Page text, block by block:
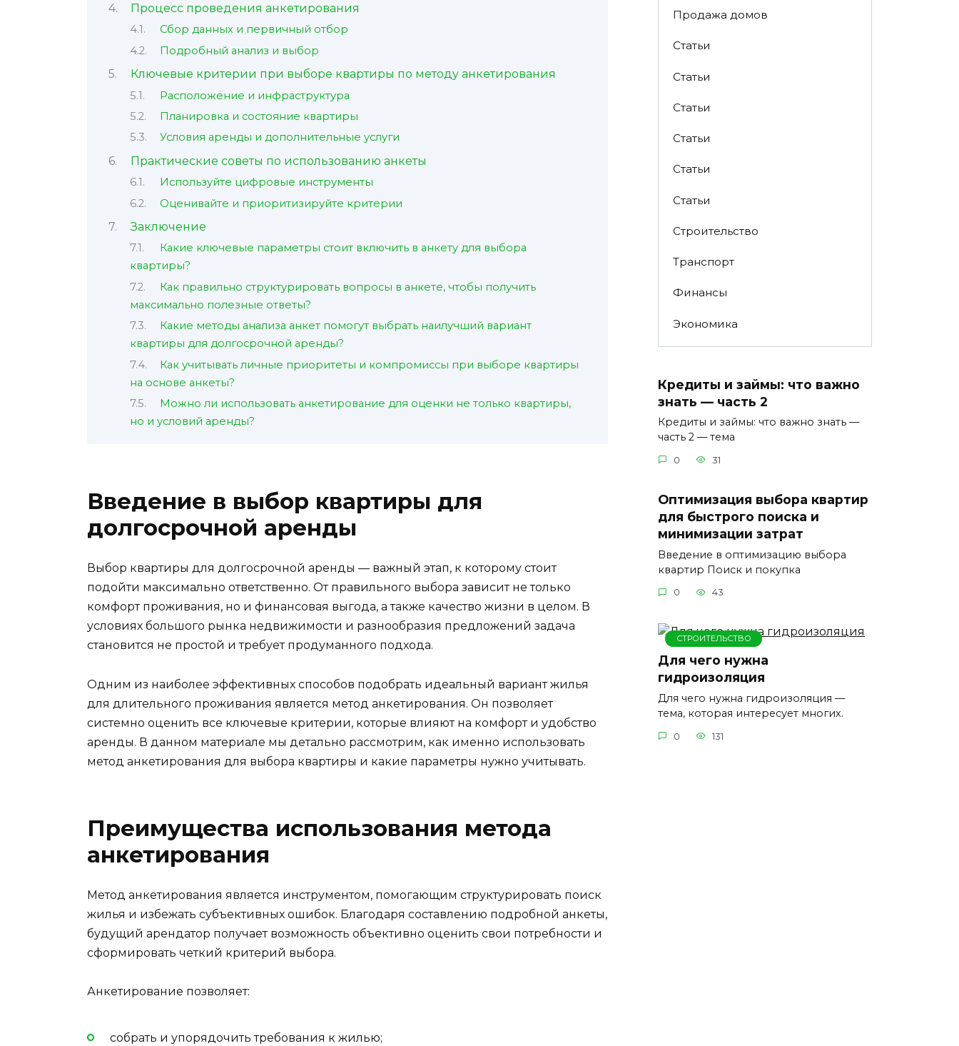
Процесс проведения анкетирования
Сбор данных и первичный отбор
Подробный анализ и выбор
Ключевые критерии при выборе квартиры по методу анкетирования
Расположение и инфраструктура
Планировка и состояние квартиры
Условия аренды и дополнительные услуги
Практические советы по использованию анкеты
Используйте цифровые инструменты
Оценивайте и приоритизируйте критерии
Заключение
Какие ключевые параметры стоит включить в анкету для выбора
квартиры?
Как правильно структурировать вопросы в анкете, чтобы получить
максимально полезные ответы?
Какие методы анализа анкет помогут выбрать наилучший вариант
квартиры для долгосрочной аренды?
Как учитывать личные приоритеты и компромиссы при выборе квартиры
на основе анкеты?
Можно ли использовать анкетирование для оценки не только квартиры,
но и условий аренды?
Введение в выбор квартиры для
долгосрочной аренды
Выбор квартиры для долгосрочной аренды — важный этап, к которому стоит
подойти максимально ответственно. От правильного выбора зависит не только
комфорт проживания, но и финансовая выгода, а также качество жизни в целом. В
условиях большого рынка недвижимости и разнообразия предложений задача
становится не простой и требует продуманного подхода.
Одним из наиболее эффективных способов подобрать идеальный вариант жилья
для длительного проживания является метод анкетирования. Он позволяет
системно оценить все ключевые критерии, которые влияют на комфорт и удобство
аренды. В данном материале мы детально рассмотрим, как именно использовать
метод анкетирования для выбора квартиры и какие параметры нужно учитывать.
Преимущества использования метода
анкетирования
Метод анкетирования является инструментом, помогающим структурировать поиск
жилья и избежать субъективных ошибок. Благодаря составлению подробной анкеты,
будущий арендатор получает возможность объективно оценить свои потребности и
сформировать четкий критерий выбора.
Анкетирование позволяет:
собрать и упорядочить требования к жилью;
Продажа домов
Статьи
Статьи
Статьи
Статьи
Статьи
Статьи
Строительство
Транспорт
Финансы
Экономика
Кредиты и займы: что важно
знать — часть 2
Кредиты и займы: что важно знать —
часть 2 — тема
0 31
Оптимизация выбора квартир
для быстрого поиска и
минимизации затрат
Введение в оптимизацию выбора
квартир Поиск и покупка
0 43
СТРОИТЕЛЬСТВО
Для чего нужна
гидроизоляция
Для чего нужна гидроизоляция —
тема, которая интересует многих.
0 131